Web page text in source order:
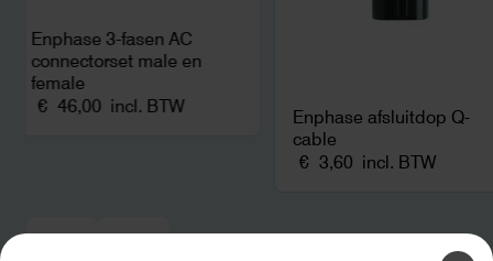
Enphase 3-fasen AC
connectorset male en
female
€ 46,00 incl. BTW
Enphase afsluitdop Q-
cable
€ 3,60 incl. BTW